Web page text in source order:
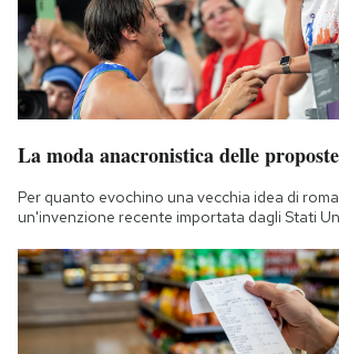
La moda anacronistica delle
Per quanto evochino una vecchia idea di
un'invenzione recente importata dagli Stati